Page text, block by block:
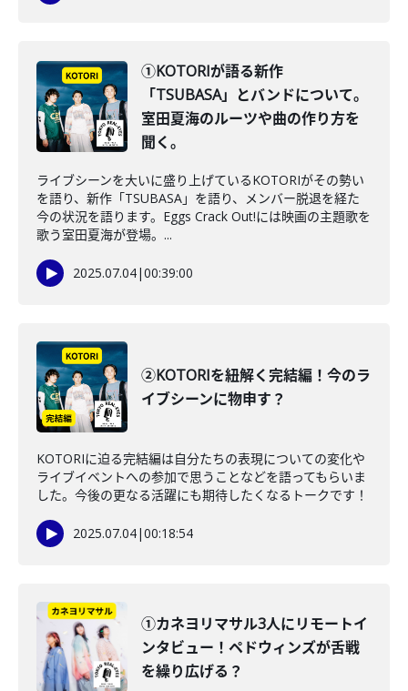
①KOTORIが語る新作
「TSUBASA」とバンドについて。
室田夏海のルーツや曲の作り方を
聞く。
ライブシーンを大いに盛り上げているKOTORIがその勢い
を語り、新作「TSUBASA」を語り、メンバー脱退を経た
今の状況を語ります。Eggs Crack Out!には映画の主題歌を
歌う室田夏海が登場。...
2025.07.04|00:39:00
②KOTORIを紐解く完結編！今のラ
イブシーンに物申す？
KOTORIに迫る完結編は自分たちの表現についての変化や
ライブイベントへの参加で思うことなどを語ってもらいま
した。今後の更なる活躍にも期待したくなるトークです！
2025.07.04|00:18:54
①カネヨリマサル3人にリモートイ
ンタビュー！ペドウィンズが舌戦
を繰り広げる？